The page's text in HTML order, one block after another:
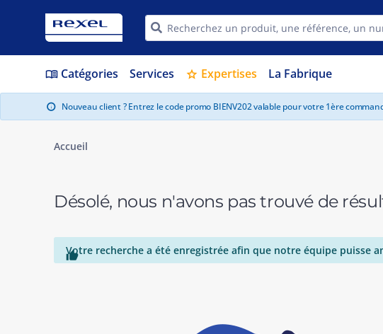
menu_book Catégories Services star Expertises La Fabrique
info Nouveau client ? Entrez le code promo BIENV202 valable pour votre 1ère
Accueil
Désolé, nous n'avons pas trouvé de

Votre recherche a été enregistrée afin que notre équipe puisse